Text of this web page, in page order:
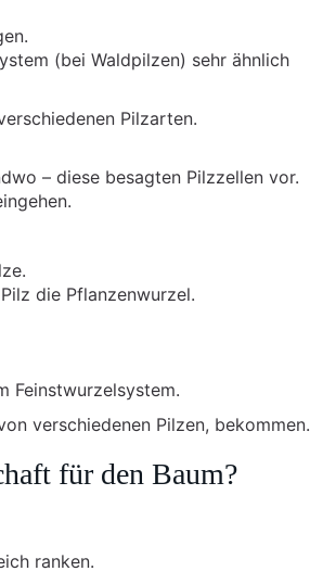
(bei Waldpilzen) sehr ähnlich
Pilzarten.
– diese besagten Pilzzellen vor.
die Pflanzenwurzel.
Feinstwurzelsystem.
verschiedenen Pilzen, bekommen.
für den Baum?
ranken.